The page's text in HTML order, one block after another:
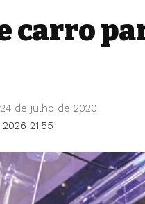
carro
21:55
de julho de 2020